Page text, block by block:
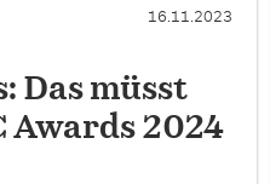
16.11.2023
Das müsst
Awards 2024